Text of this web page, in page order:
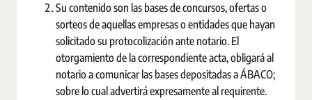
Su contenido son las bases de concursos, ofertas o
sorteos de aquellas empresas o entidades que hayan
solicitado su protocolización ante notario. El
otorgamiento de la correspondiente acta, obligará al
notario a comunicar las bases depositadas a ÁBACO;
sobre lo cual advertirá expresamente al requirente.